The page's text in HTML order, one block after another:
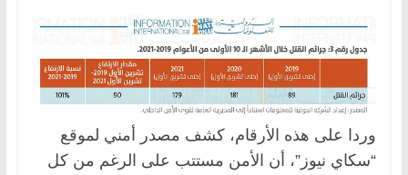
وردا على هذه الأرقام، كشف مصدر أمني لموقع
“سكاي نيوز”، أن الأمن مستتب على الرغم من كل